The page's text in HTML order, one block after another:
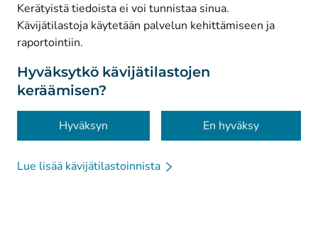
Kerätyistä tiedoista ei voi tunnistaa sinua.
Kävijätilastoja käytetään palvelun kehittämiseen ja
raportointiin.
Hyväksytkö kävijätilastojen
keräämisen?
Hyväksyn En hyväksy
Lue lisää kävijätilastoinnista
© Kanta-Palvelut, Kansaneläkelaitos
Tietosuoja
Tietoa sivustosta
Saavutettavuus
Evästeet